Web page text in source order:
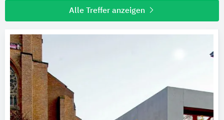
Produktinformationen
Produktdaten
Ausschreibungstexte
CAD-Details
Alle Treffer anzeigen